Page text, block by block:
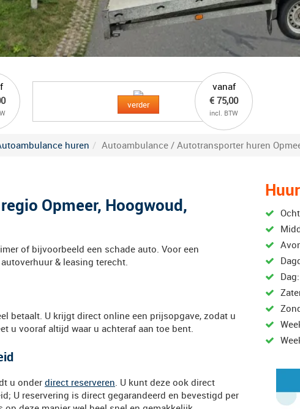
vanaf
€ 75,00
incl. BTW
verder
huren Autoambulance / Autotransporter huren
Opmeer, Hoogwoud,
of bijvoorbeeld een schade auto. Voor een
& leasing terecht.
betaalt. U krijgt direct online een prijsopgave, zodat u
u vooraf altijd waar u achteraf aan toe bent.
u onder direct reserveren. U kunt deze ook direct
U reservering is direct gegarandeerd en bevestigd per